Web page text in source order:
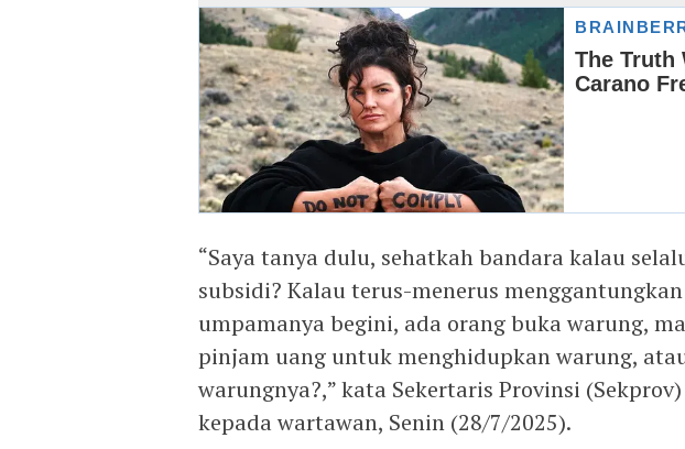
“Saya tanya dulu, sehatkah bandara kalau
subsidi? Kalau terus-menerus
umpamanya begini, ada orang buka warung,
pinjam uang untuk menghidupkan warung,
warungnya?,” kata Sekertaris Provinsi
kepada wartawan, Senin (28/7/2025).